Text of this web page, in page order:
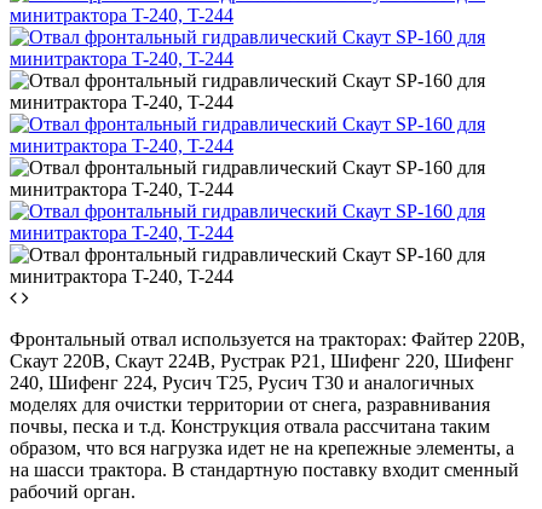
Фронтальный отвал используется на тракторах: Файтер 220В,
Скаут 220В, Скаут 224В, Рустрак Р21, Шифенг 220, Шифенг
240, Шифенг 224, Русич Т25, Русич Т30 и аналогичных
моделях для очистки территории от снега, разравнивания
почвы, песка и т.д. Конструкция отвала раcсчитана таким
образом, что вся нагрузка идет не на крепежные элементы, а
на шасси трактора. В стандартную поставку входит сменный
рабочий орган.